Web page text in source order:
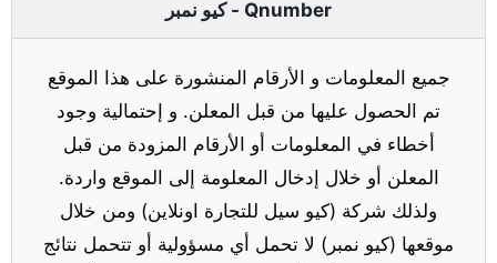
كيو نمبر - Qnumber
جميع المعلومات و الأرقام المنشورة على هذا الموقع
تم الحصول عليها من قبل المعلن. و إحتمالية وجود
أخطاء في المعلومات أو الأرقام المزودة من قبل
المعلن أو خلال إدخال المعلومة إلى الموقع واردة.
ولذلك شركة (كيو سيل للتجارة اونلاين) ومن خلال
موقعها (كيو نمبر) لا تحمل أي مسؤولية أو تتحمل نتائج